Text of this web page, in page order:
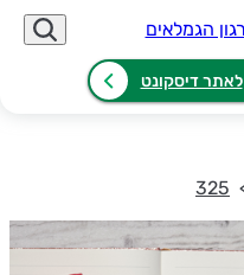
לאתר דיסקונט
325